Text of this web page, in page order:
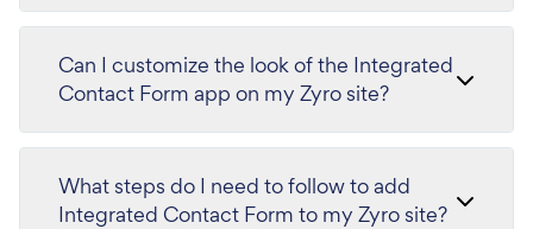
Can I customize the look of the Integrated
Contact Form app on my Zyro site?
What steps do I need to follow to add
Integrated Contact Form to my Zyro site?